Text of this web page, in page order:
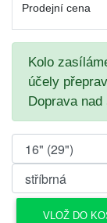
Prodejní cena
Kolo
účely
Doprava nad